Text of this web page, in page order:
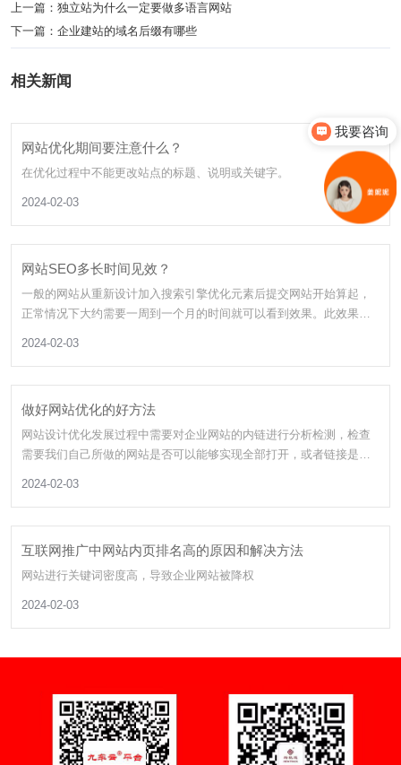
上一篇： 独立站为什么一定要做多语言网站
下一篇： 企业建站的域名后缀有哪些
相关新闻
网站优化期间要注意什么？
在优化过程中不能更改站点的标题、说明或关键字。
2024-02-03
网站SEO多长时间见效？
一般的网站从重新设计加入搜索引擎优化元素后提交网站开始算起，
正常情况下大约需要一周到一个月的时间就可以看到效果。此效果仅
2024-02-03
做好网站优化的好方法
网站设计优化发展过程中需要对企业网站的内链进行分析检测，检查
需要我们自己所做的网站是否可以能够实现全部打开，或者链接是否
2024-02-03
互联网推广中网站内页排名高的原因和解决方法
网站进行关键词密度高，导致企业网站被降权
2024-02-03
我要咨询